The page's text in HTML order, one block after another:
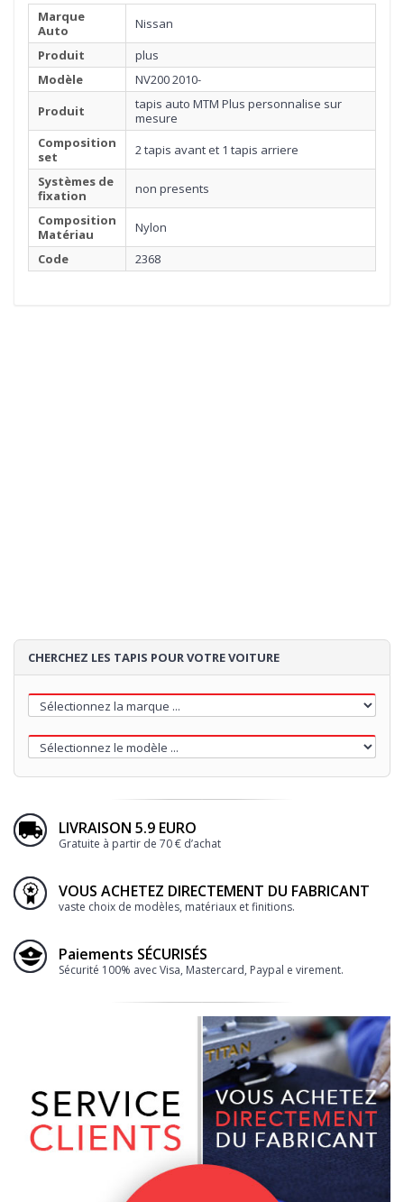
Marque
Auto
Nissan
Produit
plus
Modèle
NV200 2010-
Produit
tapis auto MTM Plus personnalise sur
mesure
Composition
set
2 tapis avant et 1 tapis arriere
Systèmes de
fixation
non presents
Composition
Matériau
Nylon
Code
2368
CHERCHEZ LES TAPIS POUR VOTRE VOITURE
LIVRAISON 5.9 EURO
Gratuite à partir de 70 € d’achat
VOUS ACHETEZ DIRECTEMENT DU FABRICANT
vaste choix de modèles, matériaux et finitions.
Paiements SÉCURISÉS
Sécurité 100% avec Visa, Mastercard, Paypal e virement.